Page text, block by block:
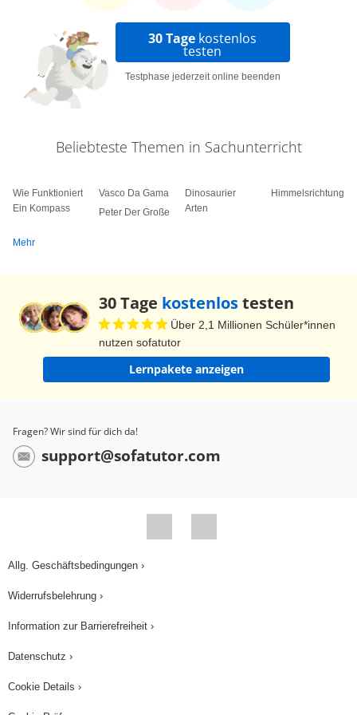
bereits ziemlich müde!30 Tage kostenlos
testen
Testphase jederzeit online beenden
Beliebteste Themen in Sachunterricht
Wie Funktioniert
Ein Kompass
Vasco Da Gama
Peter Der Große
Dinosaurier
Arten
Himmelsrichtungen
Mehr
30 Tage kostenlostesten
Über 2,1 Millionen Schüler*innen
nutzen sofatutor
Lernpakete anzeigen
Fragen? Wir sind für dich da!
support@sofatutor.com
Allg. Geschäftsbedingungen ›
Widerrufsbelehrung ›
Information zur Barrierefreiheit ›
Datenschutz ›
Cookie Details ›